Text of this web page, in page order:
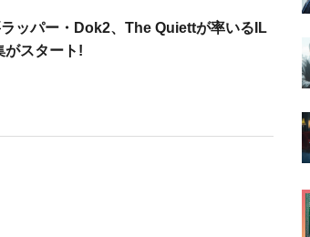
ッパー・Dok2、The Quiettが率いるIL
がスタート!